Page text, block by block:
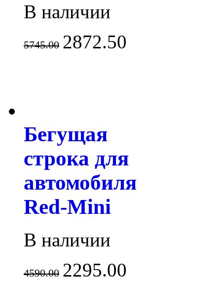
В наличии
5745.00 2872.50
Бегущая
строка для
автомобиля
Red-Mini
В наличии
4590.00 2295.00